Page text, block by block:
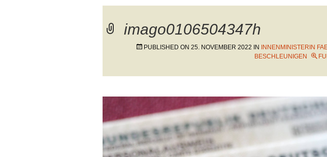
imago0106504347h
PUBLISHED ON 25. NOVEMBER 2022 IN
INNENMINISTERIN
BESCHLEUNIGEN